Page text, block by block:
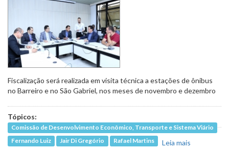
Fiscalização será realizada em visita técnica a estações de ônibus
no Barreiro e no São Gabriel, nos meses de novembro e dezembro
Tópicos:
Comissão de Desenvolvimento Econômico, Transporte e Sistema Viário
Fernando Luiz
Jair Di Gregório Rafael Martins Leia mais